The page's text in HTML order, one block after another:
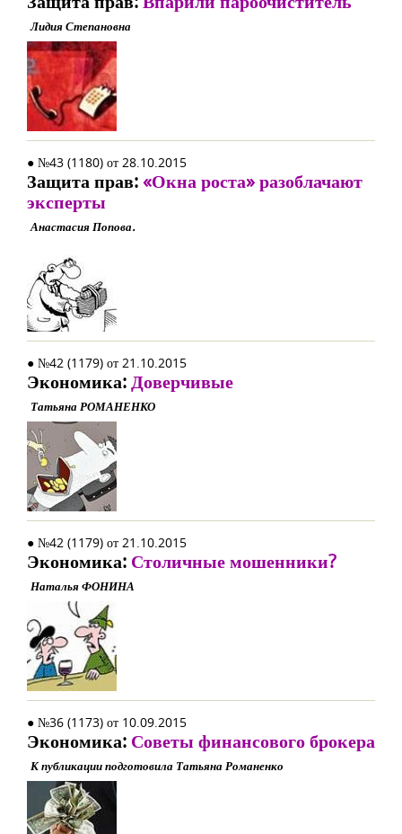
Лидия Степановна
● №43 (1180) от 28.10.2015
Защита прав:«Окна роста» разоблачают
эксперты
Анастасия Попова.
● №42 (1179) от 21.10.2015
Экономика:Доверчивые
Татьяна РОМАНЕНКО
● №42 (1179) от 21.10.2015
Экономика: Столичные мошенники?
Наталья ФОНИНА
● №36 (1173) от 10.09.2015
Экономика: Советы финансового брокера
К публикации подготовила Татьяна Романенко